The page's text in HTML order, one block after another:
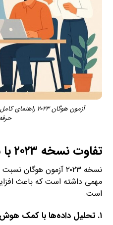
آزمون هوگان
تفاوت نسخه ۲۰۲۳ با نسخه‌های قبلی
نسخه ۲۰۲۳ آزمون
مهمی داشته است که باعث
است.
۱. تحلیل داده‌ها با کمک هوش مصنوعی